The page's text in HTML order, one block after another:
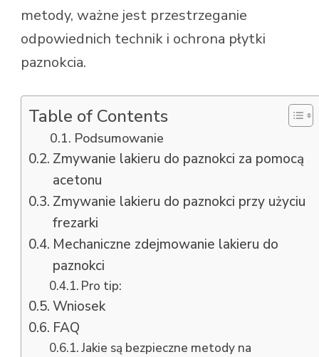
metody, ważne jest przestrzeganie
odpowiednich technik i ochrona płytki
paznokcia.
Table of Contents
Podsumowanie
Zmywanie lakieru do paznokci za pomocą
acetonu
Zmywanie lakieru do paznokci przy użyciu
frezarki
Mechaniczne zdejmowanie lakieru do
paznokci
Pro tip:
Wniosek
FAQ
Jakie są bezpieczne metody na